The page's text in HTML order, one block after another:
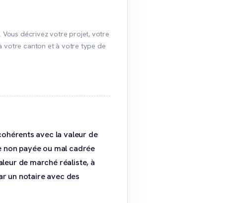
Vous décrivez votre projet, votre
votre canton et à votre type de
avec la valeur de
non payée ou mal cadrée
de marché réaliste, à
un notaire avec des